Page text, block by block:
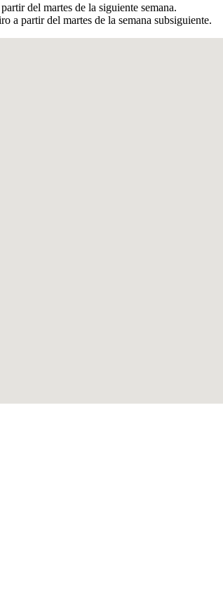
del martes de la siguiente semana.
a partir del martes de la semana subsiguiente.